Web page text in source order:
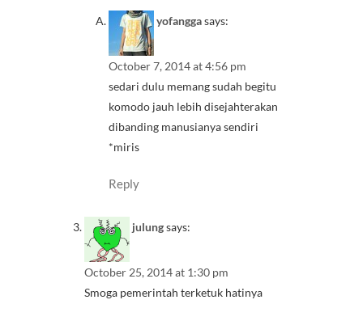
yofanggasays:
October 7, 2014 at 4:56 pm
sedari dulu memang sudah begitu
komodo jauh lebih disejahterakan
dibanding manusianya sendiri
*miris
Reply
julungsays:
October 25, 2014 at 1:30 pm
Smoga pemerintah terketuk hatinya